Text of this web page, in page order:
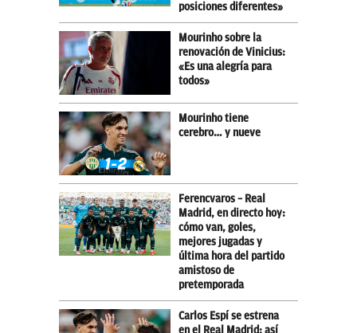
posiciones diferentes»
Mourinho sobre la
renovación de Vinicius:
«Es una alegría para
todos»
Mourinho tiene
cerebro… y nueve
Ferencvaros – Real
Madrid, en directo hoy:
cómo van, goles,
mejores jugadas y
última hora del partido
amistoso de
pretemporada
Carlos Espí se estrena
en el Real Madrid: así